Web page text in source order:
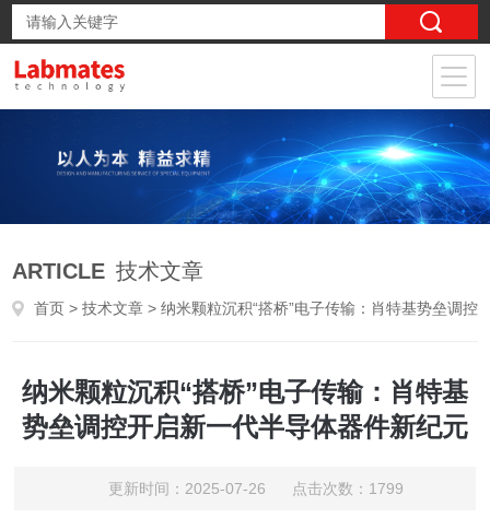
ARTICLE 技术文章
首页 >技术文章 > 纳米颗粒沉积“搭桥”电子传输：肖特基势垒调控开启新一代半导体器件新纪元
纳米颗粒沉积“搭桥”电子传输：肖特基
势垒调控开启新一代半导体器件新纪元
更新时间：2025-07-26 点击次数：1799